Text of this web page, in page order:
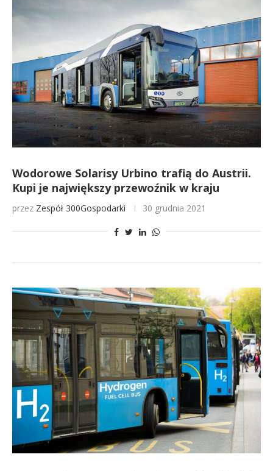
Wodorowe Solarisy Urbino trafią do Austrii.
Kupi je największy przewoźnik w kraju
przez Zespół 300Gospodarki 30 grudnia 2021